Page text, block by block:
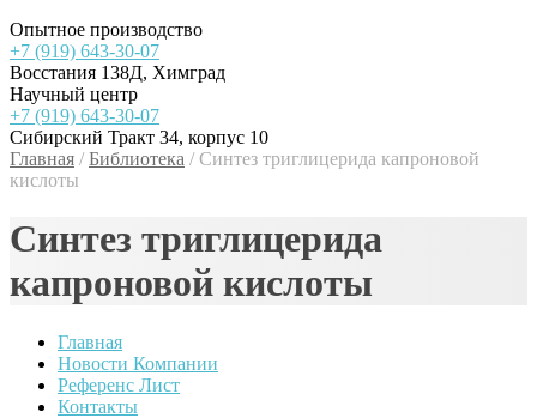
Опытное производство
+7 (919) 643-30-07
Восстания 138Д, Химград
Научный центр
+7 (919) 643-30-07
Сибирский Тракт 34, корпус 10
Главная / Библиотека /Синтез триглицерида капроновой
кислоты
Синтез триглицерида
капроновой кислоты
Главная
Новости Компании
Референс Лист
Контакты